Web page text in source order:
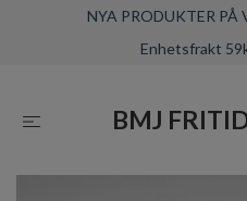
NYA PRODUKTER PÅ
Enhetsfrakt
BMJ